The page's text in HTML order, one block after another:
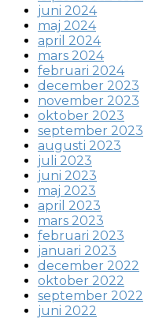
juni 2024
maj 2024
april 2024
mars 2024
februari 2024
december 2023
november 2023
oktober 2023
september 2023
augusti 2023
juli 2023
juni 2023
maj 2023
april 2023
mars 2023
februari 2023
januari 2023
december 2022
oktober 2022
september 2022
juni 2022